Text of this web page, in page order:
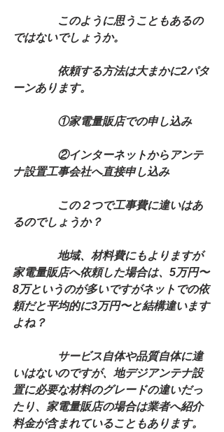
このように思うこともあるの
ではないでしょうか。
依頼する方法は大まかに2パタ
ーンあります。
①家電量販店での申し込み
②インターネットからアンテ
ナ設置工事会社へ直接申し込み
この２つで工事費に違いはあ
るのでしょうか？
地域、材料費にもよりますが
家電量販店へ依頼した場合は、5万円〜
8万というのが多いですがネットでの依
頼だと平均的に3万円〜と結構違います
よね？
サービス自体や品質自体に違
いはないのですが、地デジアンテナ設
置に必要な材料のグレードの違いだっ
たり、家電量販店の場合は業者へ紹介
料金が含まれていることもあります。